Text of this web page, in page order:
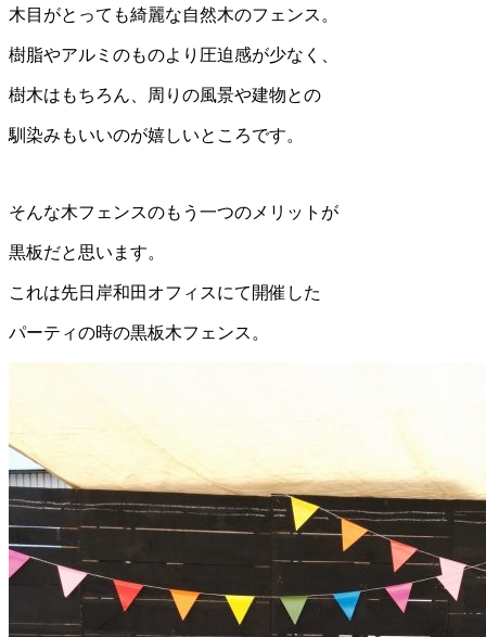
木目がとっても綺麗な自然木のフェンス。
樹脂やアルミのものより圧迫感が少なく、
樹木はもちろん、周りの風景や建物との
馴染みもいいのが嬉しいところです。
そんな木フェンスのもう一つのメリットが
黒板だと思います。
これは先日岸和田オフィスにて開催した
パーティの時の黒板木フェンス。